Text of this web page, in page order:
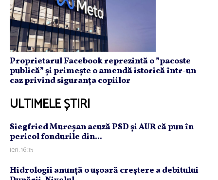
Proprietarul Facebook reprezintă o ”pacoste
publică” și primește o amendă istorică într-un
caz privind siguranța copiilor
ULTIMELE ȘTIRI
Siegfried Mureşan acuză PSD şi AUR că pun în
pericol fondurile din...
ieri, 16:35
Hidrologii anunţă o uşoară creştere a debitului